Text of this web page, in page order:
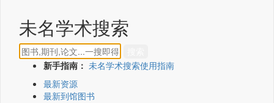
未名学术搜索
新手指南： 未名学术搜索使用指南
最新资源
最新到馆图书